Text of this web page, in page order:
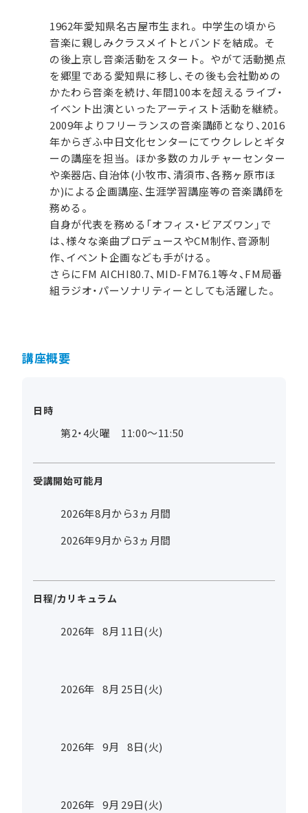
1962年愛知県名古屋市生まれ。中学生の頃から
音楽に親しみクラスメイトとバンドを結成。そ
の後上京し音楽活動をスタート。やがて活動拠点
を郷里である愛知県に移し、その後も会社勤めの
かたわら音楽を続け、年間100本を超えるライブ・
イベント出演といったアーティスト活動を継続。
2009年よりフリーランスの音楽講師となり、2016
年からぎふ中日文化センターにてウクレレとギタ
ーの講座を担当。ほか多数のカルチャーセンター
や楽器店、自治体(小牧市、清須市、各務ヶ原市ほ
か)による企画講座、生涯学習講座等の音楽講師を
務める。
自身が代表を務める「オフィス・ビアズワン」で
は、様々な楽曲プロデュースやCM制作、音源制
作、イベント企画なども手がける。
さらにFM AICHI80.7、MID-FM76.1等々、FM局番
組ラジオ・パーソナリティーとしても活躍した。
講座概要
日時
第2・4火曜 11:00～11:50
受講開始可能月
2026年8月から3ヵ月間
2026年9月から3ヵ月間
日程/カリキュラム
2026年 8月 11日(火)
2026年 8月 25日(火)
2026年 9月 8日(火)
2026年 9月 29日(火)